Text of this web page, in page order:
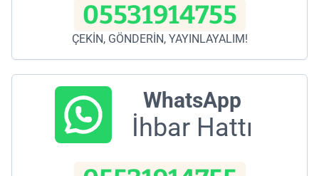
05531914755
ÇEKİN, GÖNDERİN, YAYINLAYALIM!
WhatsApp
İhbar Hattı